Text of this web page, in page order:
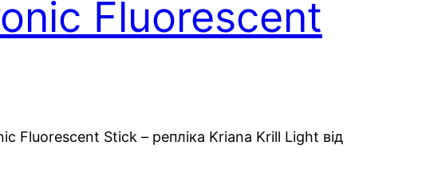
Fluorescent
Fluorescent Stick – репліка Kriana Krill Light від